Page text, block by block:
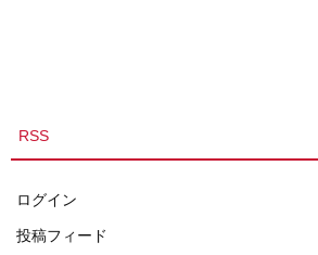
RSS
ログイン
投稿フィード